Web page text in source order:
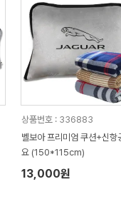
상품번호 : 336883
벨보아 프리미엄 쿠션+신항
요 (150*115cm)
13,000원